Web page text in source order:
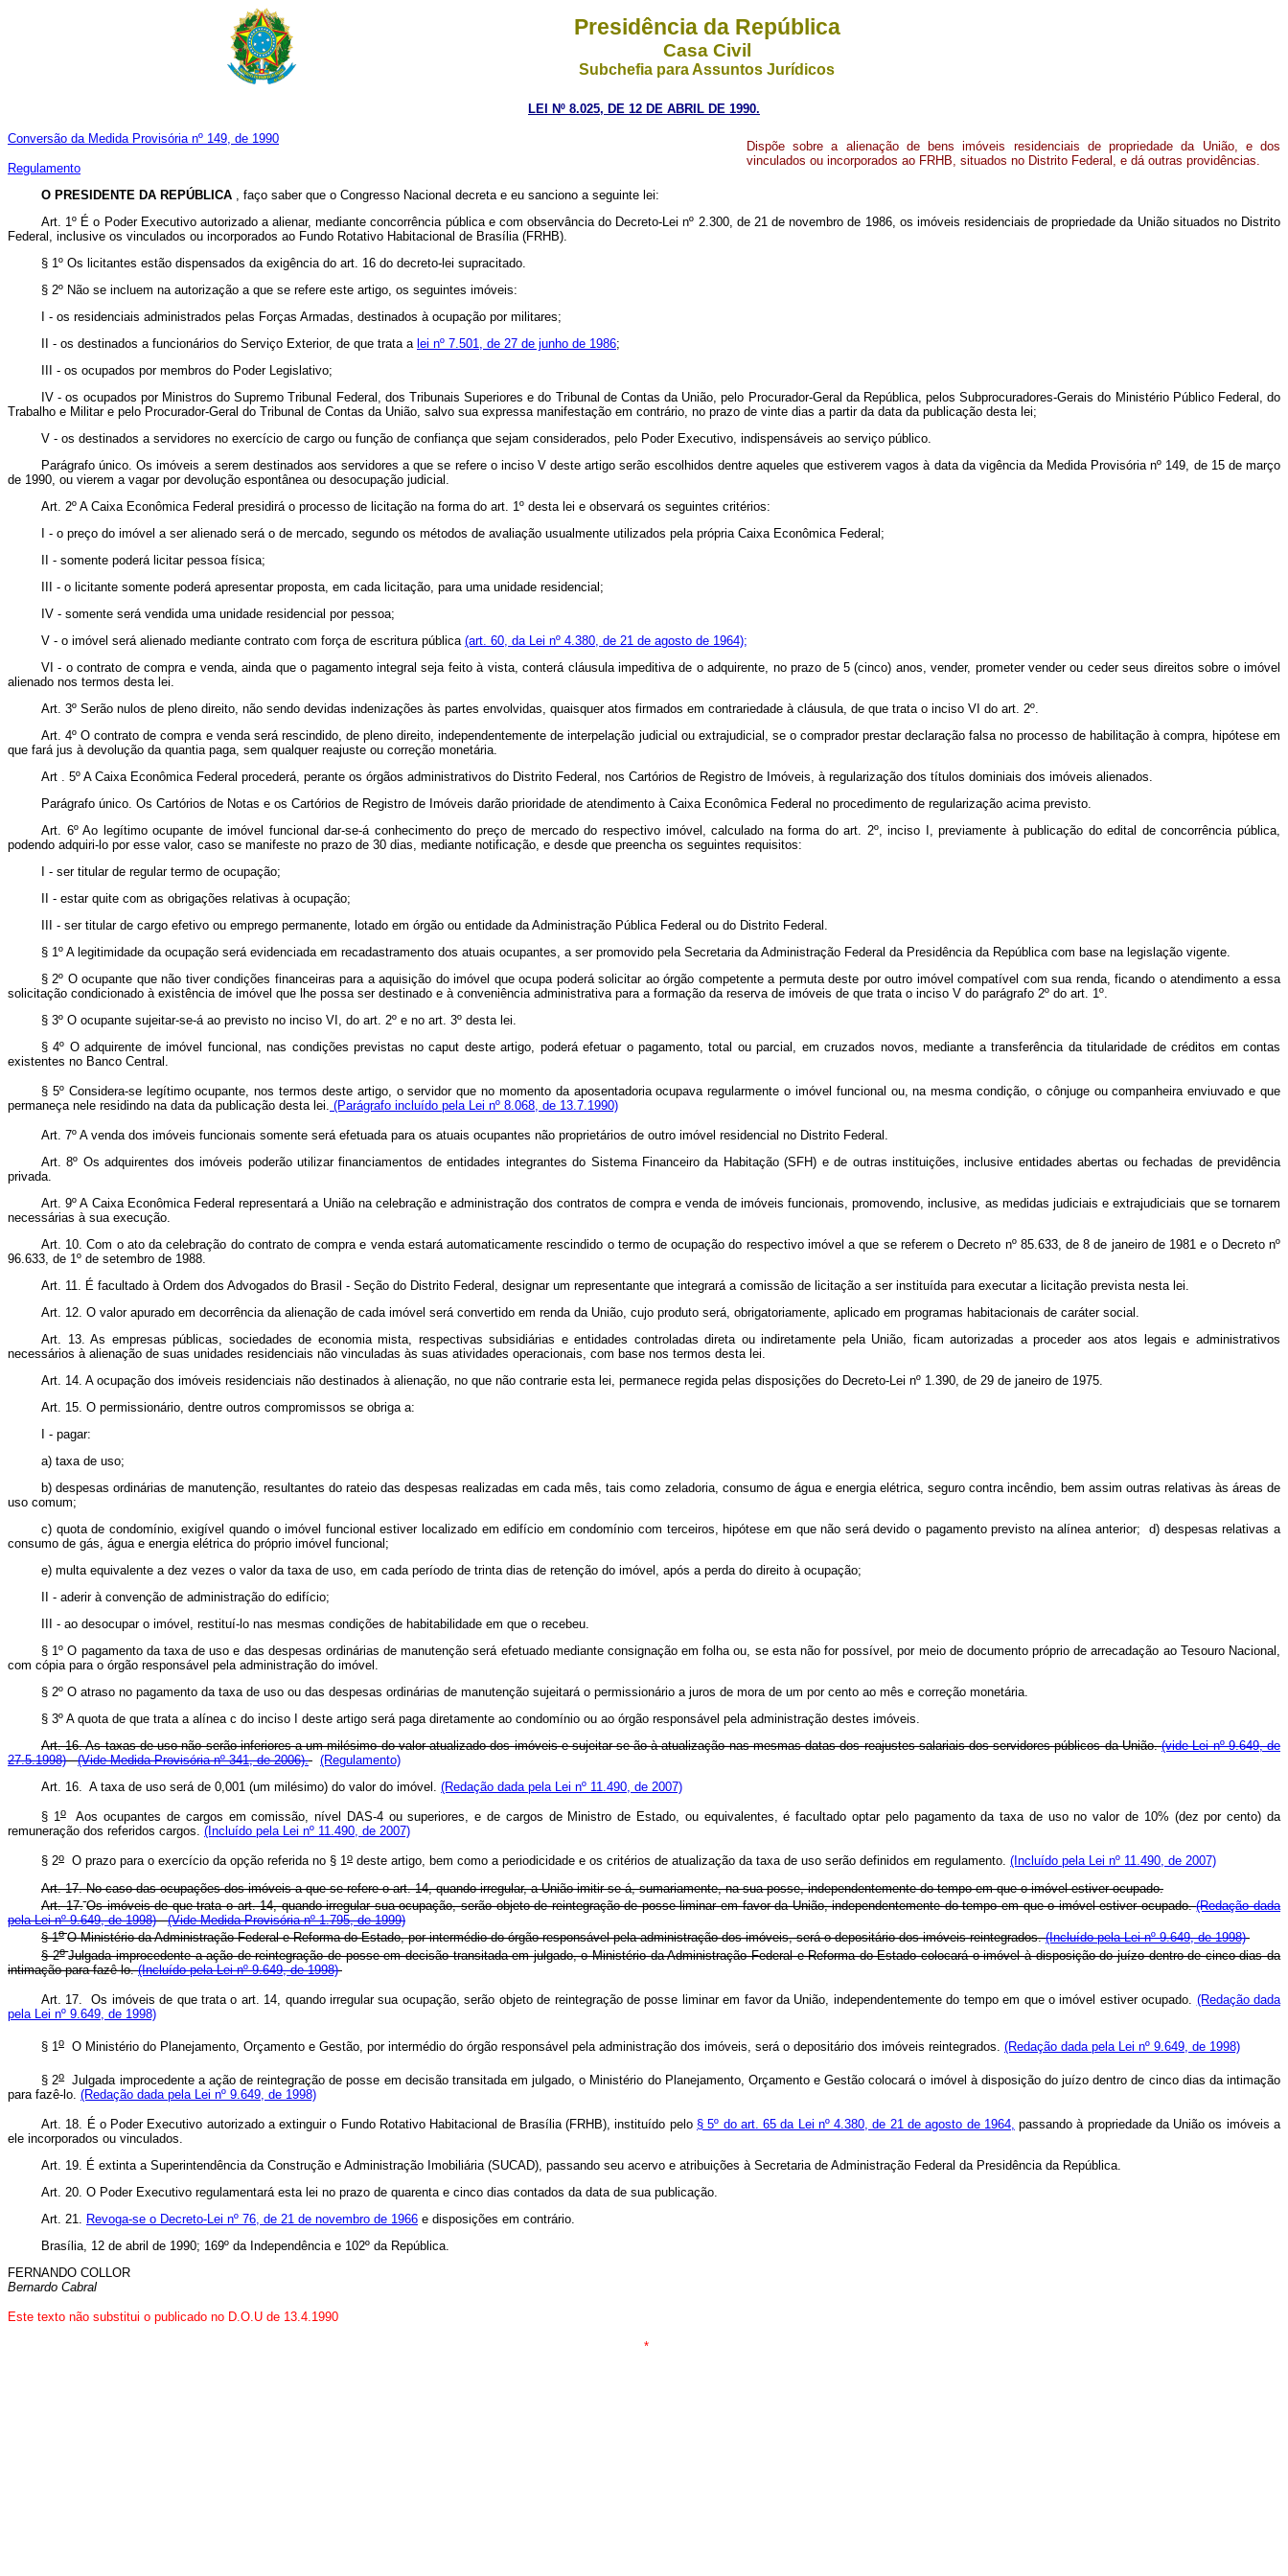
Presidência da República
Casa Civil
Subchefia para Assuntos Jurídicos
LEI Nº 8.025, DE 12 DE ABRIL DE 1990.
Conversão da Medida Provisória nº 149, de 1990
Regulamento
Dispõe sobre a alienação de bens imóveis residenciais de propriedade da União, e dos
vinculados ou incorporados ao FRHB, situados no Distrito Federal, e dá outras providências.
O PRESIDENTE DA REPÚBLICA , faço saber que o Congresso Nacional decreta e eu sanciono a seguinte lei:
Art. 1º É o Poder Executivo autorizado a alienar, mediante concorrência pública e com observância do Decreto-Lei nº 2.300, de 21 de novembro de 1986, os imóveis residenciais de propriedade da União situados no Distrito
Federal, inclusive os vinculados ou incorporados ao Fundo Rotativo Habitacional de Brasília (FRHB).
§ 1º Os licitantes estão dispensados da exigência do art. 16 do decreto-lei supracitado.
§ 2º Não se incluem na autorização a que se refere este artigo, os seguintes imóveis:
I - os residenciais administrados pelas Forças Armadas, destinados à ocupação por militares;
II - os destinados a funcionários do Serviço Exterior, de que trata a lei nº 7.501, de 27 de junho de 1986;
III - os ocupados por membros do Poder Legislativo;
IV - os ocupados por Ministros do Supremo Tribunal Federal, dos Tribunais Superiores e do Tribunal de Contas da União, pelo Procurador-Geral da República, pelos Subprocuradores-Gerais do Ministério Público Federal, do
Trabalho e Militar e pelo Procurador-Geral do Tribunal de Contas da União, salvo sua expressa manifestação em contrário, no prazo de vinte dias a partir da data da publicação desta lei;
V - os destinados a servidores no exercício de cargo ou função de confiança que sejam considerados, pelo Poder Executivo, indispensáveis ao serviço público.
Parágrafo único. Os imóveis a serem destinados aos servidores a que se refere o inciso V deste artigo serão escolhidos dentre aqueles que estiverem vagos à data da vigência da Medida Provisória nº 149, de 15 de março
de 1990, ou vierem a vagar por devolução espontânea ou desocupação judicial.
Art. 2º A Caixa Econômica Federal presidirá o processo de licitação na forma do art. 1º desta lei e observará os seguintes critérios:
I - o preço do imóvel a ser alienado será o de mercado, segundo os métodos de avaliação usualmente utilizados pela própria Caixa Econômica Federal;
II - somente poderá licitar pessoa física;
III - o licitante somente poderá apresentar proposta, em cada licitação, para uma unidade residencial;
IV - somente será vendida uma unidade residencial por pessoa;
V - o imóvel será alienado mediante contrato com força de escritura pública (art. 60, da Lei nº 4.380, de 21 de agosto de 1964);
VI - o contrato de compra e venda, ainda que o pagamento integral seja feito à vista, conterá cláusula impeditiva de o adquirente, no prazo de 5 (cinco) anos, vender, prometer vender ou ceder seus direitos sobre o imóvel
alienado nos termos desta lei.
Art. 3º Serão nulos de pleno direito, não sendo devidas indenizações às partes envolvidas, quaisquer atos firmados em contrariedade à cláusula, de que trata o inciso VI do art. 2º.
Art. 4º O contrato de compra e venda será rescindido, de pleno direito, independentemente de interpelação judicial ou extrajudicial, se o comprador prestar declaração falsa no processo de habilitação à compra, hipótese em
que fará jus à devolução da quantia paga, sem qualquer reajuste ou correção monetária.
Art . 5º A Caixa Econômica Federal procederá, perante os órgãos administrativos do Distrito Federal, nos Cartórios de Registro de Imóveis, à regularização dos títulos dominiais dos imóveis alienados.
Parágrafo único. Os Cartórios de Notas e os Cartórios de Registro de Imóveis darão prioridade de atendimento à Caixa Econômica Federal no procedimento de regularização acima previsto.
Art. 6º Ao legítimo ocupante de imóvel funcional dar-se-á conhecimento do preço de mercado do respectivo imóvel, calculado na forma do art. 2º, inciso I, previamente à publicação do edital de concorrência pública,
podendo adquiri-lo por esse valor, caso se manifeste no prazo de 30 dias, mediante notificação, e desde que preencha os seguintes requisitos:
I - ser titular de regular termo de ocupação;
II - estar quite com as obrigações relativas à ocupação;
III - ser titular de cargo efetivo ou emprego permanente, lotado em órgão ou entidade da Administração Pública Federal ou do Distrito Federal.
§ 1º A legitimidade da ocupação será evidenciada em recadastramento dos atuais ocupantes, a ser promovido pela Secretaria da Administração Federal da Presidência da República com base na legislação vigente.
§ 2º O ocupante que não tiver condições financeiras para a aquisição do imóvel que ocupa poderá solicitar ao órgão competente a permuta deste por outro imóvel compatível com sua renda, ficando o atendimento a essa
solicitação condicionado à existência de imóvel que lhe possa ser destinado e à conveniência administrativa para a formação da reserva de imóveis de que trata o inciso V do parágrafo 2º do art. 1º.
§ 3º O ocupante sujeitar-se-á ao previsto no inciso VI, do art. 2º e no art. 3º desta lei.
§ 4º O adquirente de imóvel funcional, nas condições previstas no caput deste artigo, poderá efetuar o pagamento, total ou parcial, em cruzados novos, mediante a transferência da titularidade de créditos em contas
existentes no Banco Central.
§ 5º Considera-se legítimo ocupante, nos termos deste artigo, o servidor que no momento da aposentadoria ocupava regularmente o imóvel funcional ou, na mesma condição, o cônjuge ou companheira enviuvado e que
permaneça nele residindo na data da publicação desta lei. (Parágrafo incluído pela Lei nº 8.068, de 13.7.1990)
Art. 7º A venda dos imóveis funcionais somente será efetuada para os atuais ocupantes não proprietários de outro imóvel residencial no Distrito Federal.
Art. 8º Os adquirentes dos imóveis poderão utilizar financiamentos de entidades integrantes do Sistema Financeiro da Habitação (SFH) e de outras instituições, inclusive entidades abertas ou fechadas de previdência
privada.
Art. 9º A Caixa Econômica Federal representará a União na celebração e administração dos contratos de compra e venda de imóveis funcionais, promovendo, inclusive, as medidas judiciais e extrajudiciais que se tornarem
necessárias à sua execução.
Art. 10. Com o ato da celebração do contrato de compra e venda estará automaticamente rescindido o termo de ocupação do respectivo imóvel a que se referem o Decreto nº 85.633, de 8 de janeiro de 1981 e o Decreto nº
96.633, de 1º de setembro de 1988.
Art. 11. É facultado à Ordem dos Advogados do Brasil - Seção do Distrito Federal, designar um representante que integrará a comissão de licitação a ser instituída para executar a licitação prevista nesta lei.
Art. 12. O valor apurado em decorrência da alienação de cada imóvel será convertido em renda da União, cujo produto será, obrigatoriamente, aplicado em programas habitacionais de caráter social.
Art. 13. As empresas públicas, sociedades de economia mista, respectivas subsidiárias e entidades controladas direta ou indiretamente pela União, ficam autorizadas a proceder aos atos legais e administrativos
necessários à alienação de suas unidades residenciais não vinculadas às suas atividades operacionais, com base nos termos desta lei.
Art. 14. A ocupação dos imóveis residenciais não destinados à alienação, no que não contrarie esta lei, permanece regida pelas disposições do Decreto-Lei nº 1.390, de 29 de janeiro de 1975.
Art. 15. O permissionário, dentre outros compromissos se obriga a:
I - pagar:
a) taxa de uso;
b) despesas ordinárias de manutenção, resultantes do rateio das despesas realizadas em cada mês, tais como zeladoria, consumo de água e energia elétrica, seguro contra incêndio, bem assim outras relativas às áreas de
uso comum;
c) quota de condomínio, exigível quando o imóvel funcional estiver localizado em edifício em condomínio com terceiros, hipótese em que não será devido o pagamento previsto na alínea anterior; d) despesas relativas a
consumo de gás, água e energia elétrica do próprio imóvel funcional;
e) multa equivalente a dez vezes o valor da taxa de uso, em cada período de trinta dias de retenção do imóvel, após a perda do direito à ocupação;
II - aderir à convenção de administração do edifício;
III - ao desocupar o imóvel, restituí-lo nas mesmas condições de habitabilidade em que o recebeu.
§ 1º O pagamento da taxa de uso e das despesas ordinárias de manutenção será efetuado mediante consignação em folha ou, se esta não for possível, por meio de documento próprio de arrecadação ao Tesouro Nacional,
com cópia para o órgão responsável pela administração do imóvel.
§ 2º O atraso no pagamento da taxa de uso ou das despesas ordinárias de manutenção sujeitará o permissionário a juros de mora de um por cento ao mês e correção monetária.
§ 3º A quota de que trata a alínea c do inciso I deste artigo será paga diretamente ao condomínio ou ao órgão responsável pela administração destes imóveis.
Art. 16. As taxas de uso não serão inferiores a um milésimo do valor atualizado dos imóveis e sujeitar-se-ão à atualização nas mesmas datas dos reajustes salariais dos servidores públicos da União.(vide Lei nº 9.649, de
27.5.1998)
(Vide Medida Provisória nº 341, de 2006).
(Regulamento)
Art. 16. A taxa de uso será de 0,001 (um milésimo) do valor do imóvel. (Redação dada pela Lei nº 11.490, de 2007)
§ 1oAos ocupantes de cargos em comissão, nível DAS-4 ou superiores, e de cargos de Ministro de Estado, ou equivalentes, é facultado optar pelo pagamento da taxa de uso no valor de 10% (dez por cento) da
remuneração dos referidos cargos. (Incluído pela Lei nº 11.490, de 2007)
§ 2o O prazo para o exercício da opção referida no § 1o deste artigo, bem como a periodicidade e os critérios de atualização da taxa de uso serão definidos em regulamento. (Incluído pela Lei nº 11.490, de 2007)
Art. 17. No caso das ocupações dos imóveis a que se refere o art. 14, quando irregular, a União imitir-se-á, sumariamente, na sua posse, independentemente do tempo em que o imóvel estiver ocupado.
Art. 17. Os imóveis de que trata o art. 14, quando irregular sua ocupação, serão objeto de reintegração de posse liminar em favor da União, independentemente do tempo em que o imóvel estiver ocupado.(Redação dada
pela Lei nº 9.649, de 1998)
(Vide Medida Provisória nº 1.795, de 1999)
§ 1o O Ministério da Administração Federal e Reforma do Estado, por intermédio do órgão responsável pela administração dos imóveis, será o depositário dos imóveis reintegrados.(Incluído pela Lei nº 9.649, de 1998)
§ 2o Julgada improcedente a ação de reintegração de posse em decisão transitada em julgado, o Ministério da Administração Federal e Reforma do Estado colocará o imóvel à disposição do juízo dentro de cinco dias da
intimação para fazê-lo.(Incluído pela Lei nº 9.649, de 1998)
Art. 17. Os imóveis de que trata o art. 14, quando irregular sua ocupação, serão objeto de reintegração de posse liminar em favor da União, independentemente do tempo em que o imóvel estiver ocupado. (Redação dada
pela Lei nº 9.649, de 1998)
§ 1o O Ministério do Planejamento, Orçamento e Gestão, por intermédio do órgão responsável pela administração dos imóveis, será o depositário dos imóveis reintegrados. (Redação dada pela Lei nº 9.649, de 1998)
§ 2oJulgada improcedente a ação de reintegração de posse em decisão transitada em julgado, o Ministério do Planejamento, Orçamento e Gestão colocará o imóvel à disposição do juízo dentro de cinco dias da intimação
para fazê-lo. (Redação dada pela Lei nº 9.649, de 1998)
Art. 18. É o Poder Executivo autorizado a extinguir o Fundo Rotativo Habitacional de Brasília (FRHB), instituído pelo § 5º do art. 65 da Lei nº 4.380, de 21 de agosto de 1964, passando à propriedade da União os imóveis a
ele incorporados ou vinculados.
Art. 19. É extinta a Superintendência da Construção e Administração Imobiliária (SUCAD), passando seu acervo e atribuições à Secretaria de Administração Federal da Presidência da República.
Art. 20. O Poder Executivo regulamentará esta lei no prazo de quarenta e cinco dias contados da data de sua publicação.
Art. 21. Revoga-se o Decreto-Lei nº 76, de 21 de novembro de 1966 e disposições em contrário.
Brasília, 12 de abril de 1990; 169º da Independência e 102º da República.
FERNANDO COLLOR
Bernardo Cabral
Este texto não substitui o publicado no D.O.U de 13.4.1990
*